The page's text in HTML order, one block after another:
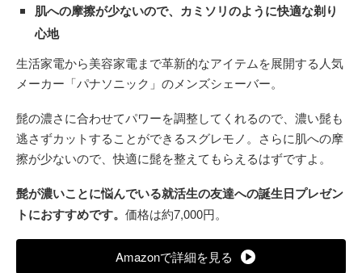
肌への摩擦が少ないので、カミソリのように快適な剃り
心地
生活家電から美容家電まで革新的なアイテムを展開する人気
メーカー「パナソニック」のメンズシェーバー。
髭の濃さに合わせてパワーを調整してくれるので、濃い髭も
逃さずカットすることができるスグレモノ。さらに肌への摩
擦が少ないので、快適に髭を整えてもらえるはずですよ。
髭が濃いことに悩んでいる就活生の友達への誕生日プレゼン
トにおすすめです。 価格は約7,000円。
Amazonで詳細を見る